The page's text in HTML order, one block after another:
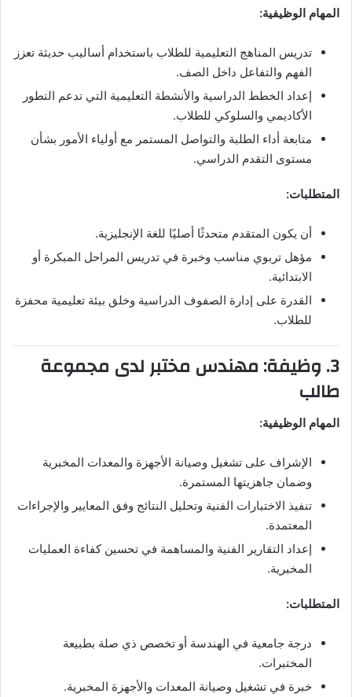
المهام الوظيفية:
تدريس المناهج التعليمية للطلاب باستخدام أساليب حديثة تعزز
الفهم والتفاعل داخل الصف.
إعداد الخطط الدراسية والأنشطة التعليمية التي تدعم التطور
الأكاديمي والسلوكي للطلاب.
متابعة أداء الطلبة والتواصل المستمر مع أولياء الأمور بشأن
مستوى التقدم الدراسي.
المتطلبات:
أن يكون المتقدم متحدثًا أصليًا للغة الإنجليزية.
مؤهل تربوي مناسب وخبرة في تدريس المراحل المبكرة أو
الابتدائية.
القدرة على إدارة الصفوف الدراسية وخلق بيئة تعليمية محفزة
للطلاب.
3. وظيفة: مهندس مختبر لدى مجموعة
طالب
المهام الوظيفية:
الإشراف على تشغيل وصيانة الأجهزة والمعدات المخبرية
وضمان جاهزيتها المستمرة.
تنفيذ الاختبارات الفنية وتحليل النتائج وفق المعايير والإجراءات
المعتمدة.
إعداد التقارير الفنية والمساهمة في تحسين كفاءة العمليات
المخبرية.
المتطلبات:
درجة جامعية في الهندسة أو تخصص ذي صلة بطبيعة
المختبرات.
خبرة في تشغيل وصيانة المعدات والأجهزة المخبرية.